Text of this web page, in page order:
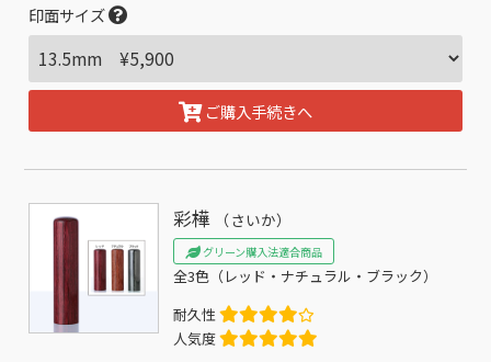
印面サイズ
ご購入手続きへ
彩樺 （さいか）
グリーン購入法適合商品
全3色（レッド・ナチュラル・ブラック）
耐久性
人気度